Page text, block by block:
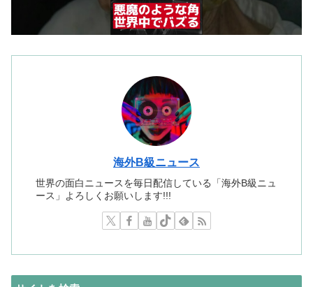
海外B級ニュース
世界の面白ニュースを毎日配信している「海外B級ニュ
ース」よろしくお願いします!!!